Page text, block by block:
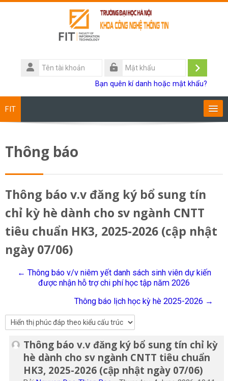
Tên
tài
Đăng
Bạn quên kí danh hoặc mật khẩu?
FIT
Giảng viên
Sinh viên
Research
kiếm
khoá
Thông báo
Thông báo v.v đăng ký bổ sung tín
chỉ kỳ hè dành cho sv ngành CNTT
tiêu chuẩn HK3, 2025-2026 (cập nhật
ngày 07/06)
← Thông báo v/v niêm yết danh sách sinh viên dự kiến
được nhận hỗ trợ chi phí học tập năm 2026
Thông báo lịch học kỳ hè 2025-2026 →
Thông báo v.v đăng ký bổ sung tín chỉ kỳ
hè dành cho sv ngành CNTT tiêu chuẩn
HK3, 2025-2026 (cập nhật ngày 07/06)
Số lượng các câu trả lời: 0